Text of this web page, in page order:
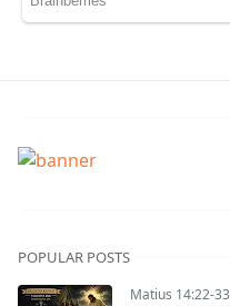
POPULAR POSTS
Matius 14:22-33